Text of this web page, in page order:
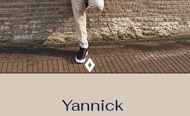
Yannick